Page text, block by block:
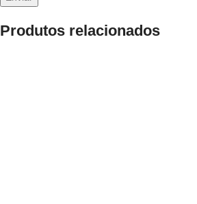
Produtos relacionados